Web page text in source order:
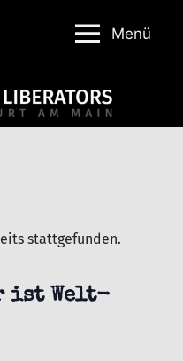
Menü
stattgefunden.
ist Welt-